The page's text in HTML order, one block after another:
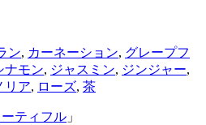
ン, カーネーション, グレープフ
ナモン, ジャスミン, ジンジャー,
リア, ローズ, 茶
ティフル 」